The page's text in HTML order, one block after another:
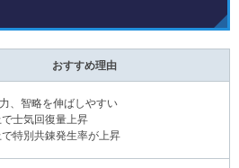
おすすめ理由
、智略を伸ばしやすい
で士気回復量上昇
で特別共錬発生率が上昇